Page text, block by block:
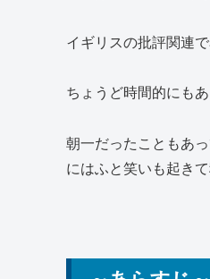
イギリスの批評関連
ちょうど時間的にも
朝一だったこともあ
にはふと笑いも起き